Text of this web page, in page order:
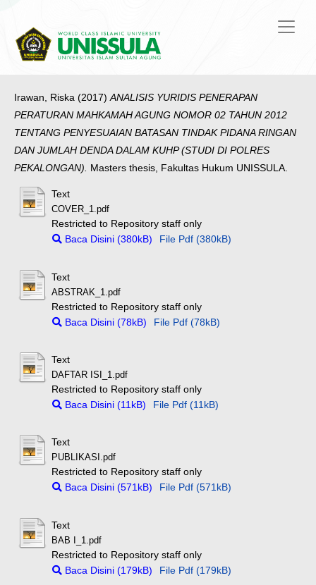
Irawan, Riska (2017)ANALISIS YURIDIS PENERAPAN
PERATURAN MAHKAMAH AGUNG NOMOR 02 TAHUN 2012
TENTANG PENYESUAIAN BATASAN TINDAK PIDANA RINGAN
DAN JUMLAH DENDA DALAM KUHP (STUDI DI POLRES
PEKALONGAN). Masters thesis, Fakultas Hukum UNISSULA.
Text
COVER_1.pdf
Restricted to Repository staff only
Baca Disini (380kB)
File Pdf (380kB)
Text
ABSTRAK_1.pdf
Restricted to Repository staff only
Baca Disini (78kB)
File Pdf (78kB)
Text
DAFTAR ISI_1.pdf
Restricted to Repository staff only
Baca Disini (11kB)
File Pdf (11kB)
Text
PUBLIKASI.pdf
Restricted to Repository staff only
Baca Disini (571kB)
File Pdf (571kB)
Text
BAB I_1.pdf
Restricted to Repository staff only
Baca Disini (179kB)
File Pdf (179kB)